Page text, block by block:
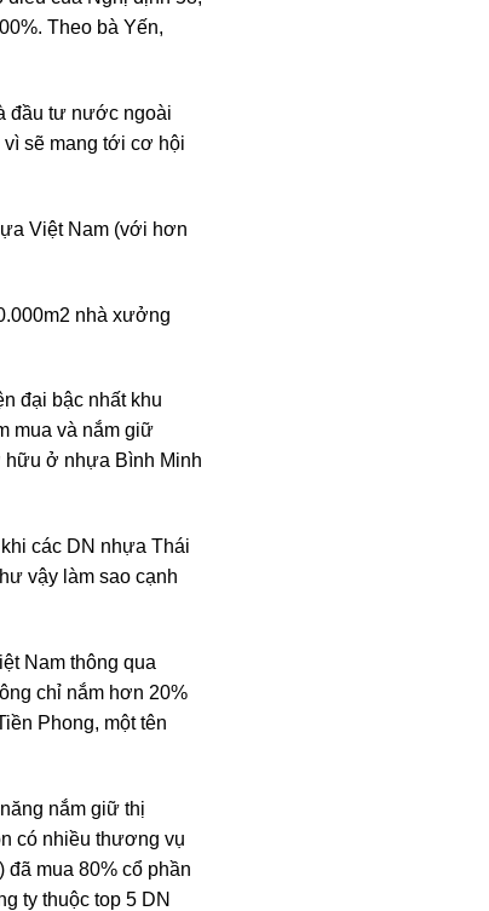
Theo bà Yến,
đầu tư nước ngoài
sẽ mang tới cơ hội
Việt Nam (với hơn
nhà xưởng
đại bậc nhất khu
mua và nắm giữ
hữu ở nhựa Bình Minh
các DN nhựa Thái
vậy làm sao cạnh
Nam thông qua
chỉ nắm hơn 20%
Phong, một tên
nắm giữ thị
có nhiều thương vụ
mua 80% cổ phần
ty thuộc top 5 DN